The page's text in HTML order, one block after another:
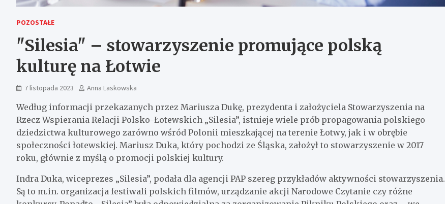
POZOSTAŁE
"Silesia" – stowarzyszenie promujące polską
kulturę na Łotwie
7 listopada 2023 Anna Laskowska
Według informacji przekazanych przez Mariusza Dukę, prezydenta i założyciela Stowarzyszenia na
Rzecz Wspierania Relacji Polsko-Łotewskich „Silesia”, istnieje wiele prób propagowania polskiego
dziedzictwa kulturowego zarówno wśród Polonii mieszkającej na terenie Łotwy, jak i w obrębie
społeczności łotewskiej. Mariusz Duka, który pochodzi ze Śląska, założył to stowarzyszenie w 2017
roku, głównie z myślą o promocji polskiej kultury.
Indra Duka, wiceprezes „Silesia”, podała dla agencji PAP szereg przykładów aktywności stowarzyszenia.
Są to m.in. organizacja festiwali polskich filmów, urządzanie akcji Narodowe Czytanie czy różne